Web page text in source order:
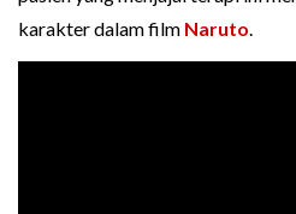
karakter dalam film Naruto.